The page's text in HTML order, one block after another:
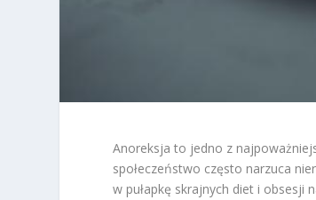
Anoreksja to jedno z
społeczeństwo często narzuca
w pułapkę skrajnych diet i obsesji